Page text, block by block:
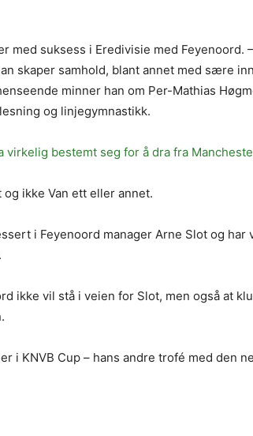
med suksess i Eredivisie med Feyenoord.
skaper samhold, blant annet med sære
minner han om Per-Mathias
og linjegymnastikk.
virkelig bestemt seg for å dra fra
ikke Van ett eller annet.
i Feyenoord manager Arne Slot og
ikke vil stå i veien for Slot, men også at
i KNVB Cup – hans andre trofé med den